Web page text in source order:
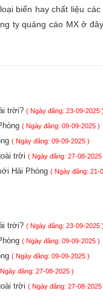
biển hay chất liệu
ty quảng cáo MX ở
trời? ( Ngày đăng: 23-09-2025 )
( Ngày đăng: 09-09-2025 )
( Ngày đăng: 09-09-2025 )
trời ( Ngày đăng: 27-08-2025
Hải Phòng ( Ngày đăng: 21-
trời? ( Ngày đăng: 23-09-2025 )
( Ngày đăng: 09-09-2025 )
( Ngày đăng: 09-09-2025 )
đăng: 27-08-2025 )
trời ( Ngày đăng: 27-08-2025